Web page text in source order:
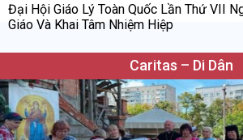
Đại Hội Giáo Lý Toàn Quốc Lần Thứ VII
Giáo Và Khai Tâm Nhiệm Hiệp
Caritas – Di Dân